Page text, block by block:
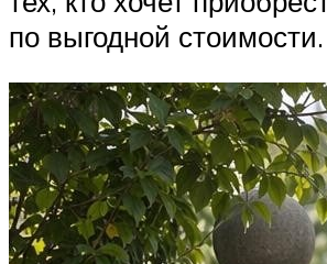
по выгодной стоимости.